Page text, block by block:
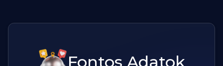
Fontos Adatok